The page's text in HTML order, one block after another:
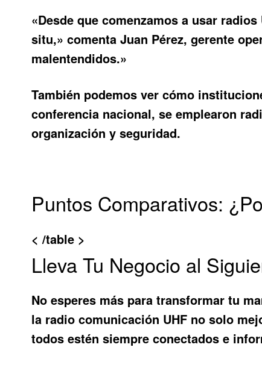
«Desde que comenzamos a usar
situ,» comenta Juan Pérez, gerente
malentendidos.»
También podemos ver cómo
conferencia nacional, se emplearon
organización y seguridad.
Puntos Comparativos:
< /table >
Lleva Tu Negocio al
No esperes más para transformar tu
la radio comunicación UHF no solo
todos estén siempre conectados e